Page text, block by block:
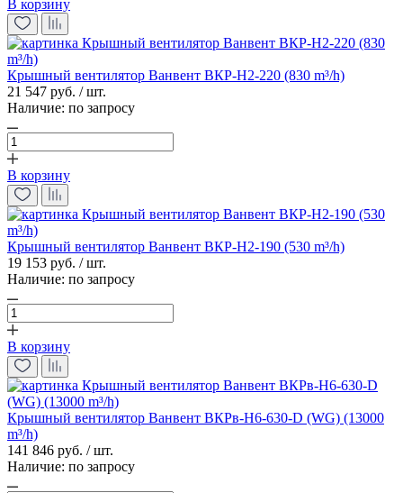
В корзину
Крышный вентилятор Ванвент ВКР-Н2-220 (830 m³/h)
21 547 руб. / шт.
Наличие: по запросу
В корзину
Крышный вентилятор Ванвент ВКР-Н2-190 (530 m³/h)
19 153 руб. / шт.
Наличие: по запросу
В корзину
Крышный вентилятор Ванвент ВКРв-Н6-630-D (WG) (13000
m³/h)
141 846 руб. / шт.
Наличие: по запросу